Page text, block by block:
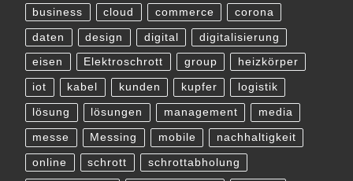
business cloud commerce corona
daten design digital digitalisierung
eisen Elektroschrott group heizkörper
iot kabel kunden kupfer logistik
lösung lösungen management media
messe Messing mobile nachhaltigkeit
online schrott schrottabholung